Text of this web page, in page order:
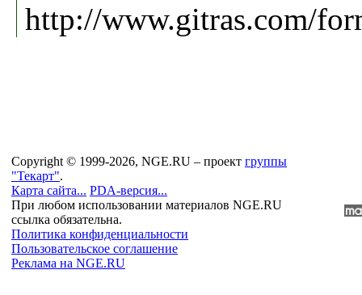
http://www.gitras.com/
Copyright © 1999-2026, NGE.RU – проект группы
"Текарт".
Карта сайта... PDA-версия...
При любом использовании материалов NGE.RU
ссылка обязательна.
Политика конфиденциальности
Пользовательское соглашение
Реклама на NGE.RU